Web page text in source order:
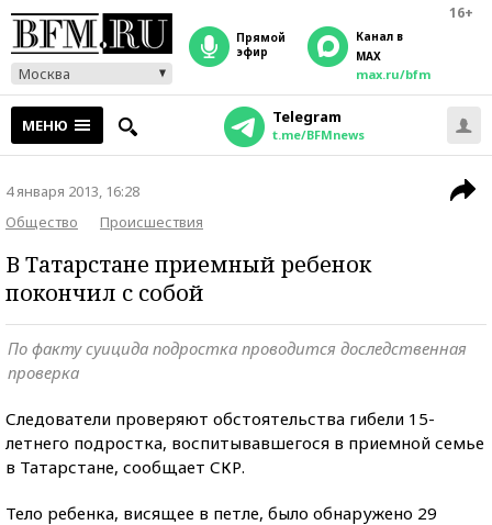
16+
Москва
прямой
эфир
Канал в
MAX
max.ru/bfm
МЕНЮ Telegram
t.me/BFMnews
4 января 2013, 16:28
Общество
Происшествия
В Татарстане приемный ребенок
покончил с собой
По факту суицида подростка проводится доследственная
проверка
Следователи проверяют обстоятельства гибели 15-
летнего подростка, воспитывавшегося в приемной семье
в Татарстане, сообщает СКР.
Тело ребенка, висящее в петле, было обнаружено 29